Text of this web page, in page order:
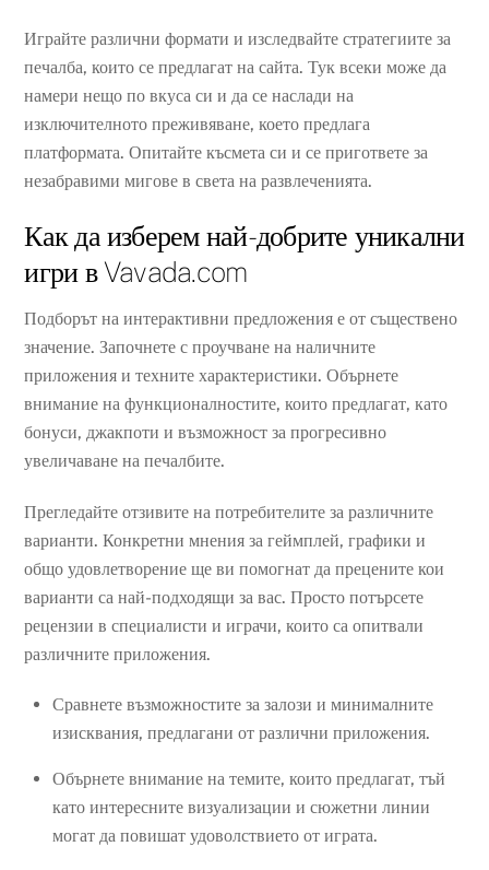
Играйте различни формати и изследвайте стратегиите за
печалба, които се предлагат на сайта. Тук всеки може да
намери нещо по вкуса си и да се наслади на
изключителното преживяване, което предлага
платформата. Опитайте късмета си и се пригответе за
незабравими мигове в света на развлеченията.
Как да изберем най-добрите уникални
игри в Vavada.com
Подборът на интерактивни предложения е от съществено
значение. Започнете с проучване на наличните
приложения и техните характеристики. Обърнете
внимание на функционалностите, които предлагат, като
бонуси, джакпоти и възможност за прогресивно
увеличаване на печалбите.
Прегледайте отзивите на потребителите за различните
варианти. Конкретни мнения за геймплей, графики и
общо удовлетворение ще ви помогнат да прецените кои
варианти са най-подходящи за вас. Просто потърсете
рецензии в специалисти и играчи, които са опитвали
различните приложения.
Сравнете възможностите за залози и минималните
изисквания, предлагани от различни приложения.
Обърнете внимание на темите, които предлагат, тъй
като интересните визуализации и сюжетни линии
могат да повишат удоволствието от играта.